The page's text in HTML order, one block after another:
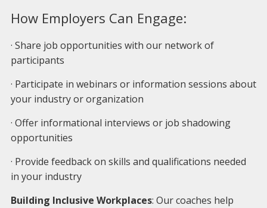
How Employers Can Engage:
· Share job opportunities with our network of
participants
· Participate in webinars or information sessions about
your industry or organization
· Offer informational interviews or job shadowing
opportunities
· Provide feedback on skills and qualifications needed
in your industry
Building Inclusive Workplaces: Our coaches help